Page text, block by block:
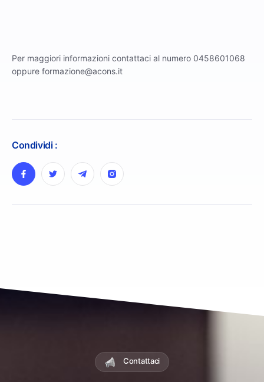
Per maggiori informazioni contattaci al numero 0458601068
oppure formazione@acons.it
Condividi :
Contattaci